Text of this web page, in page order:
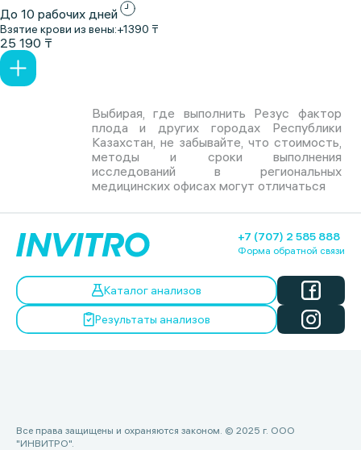
До 10 рабочих дней
Взятие крови из вены:+1390 ₸
25 190 ₸
Выбирая, где выполнить Резус фактор
плода и других городах Республики
Казахстан, не забывайте, что стоимость,
методы и сроки выполнения
исследований в региональных
медицинских офисах могут отличаться
+7 (707) 2 585 888
Форма обратной связи
Каталог анализов
Результаты анализов
Все права защищены и охраняются законом. © 2025 г. ООО
"ИНВИТРО".